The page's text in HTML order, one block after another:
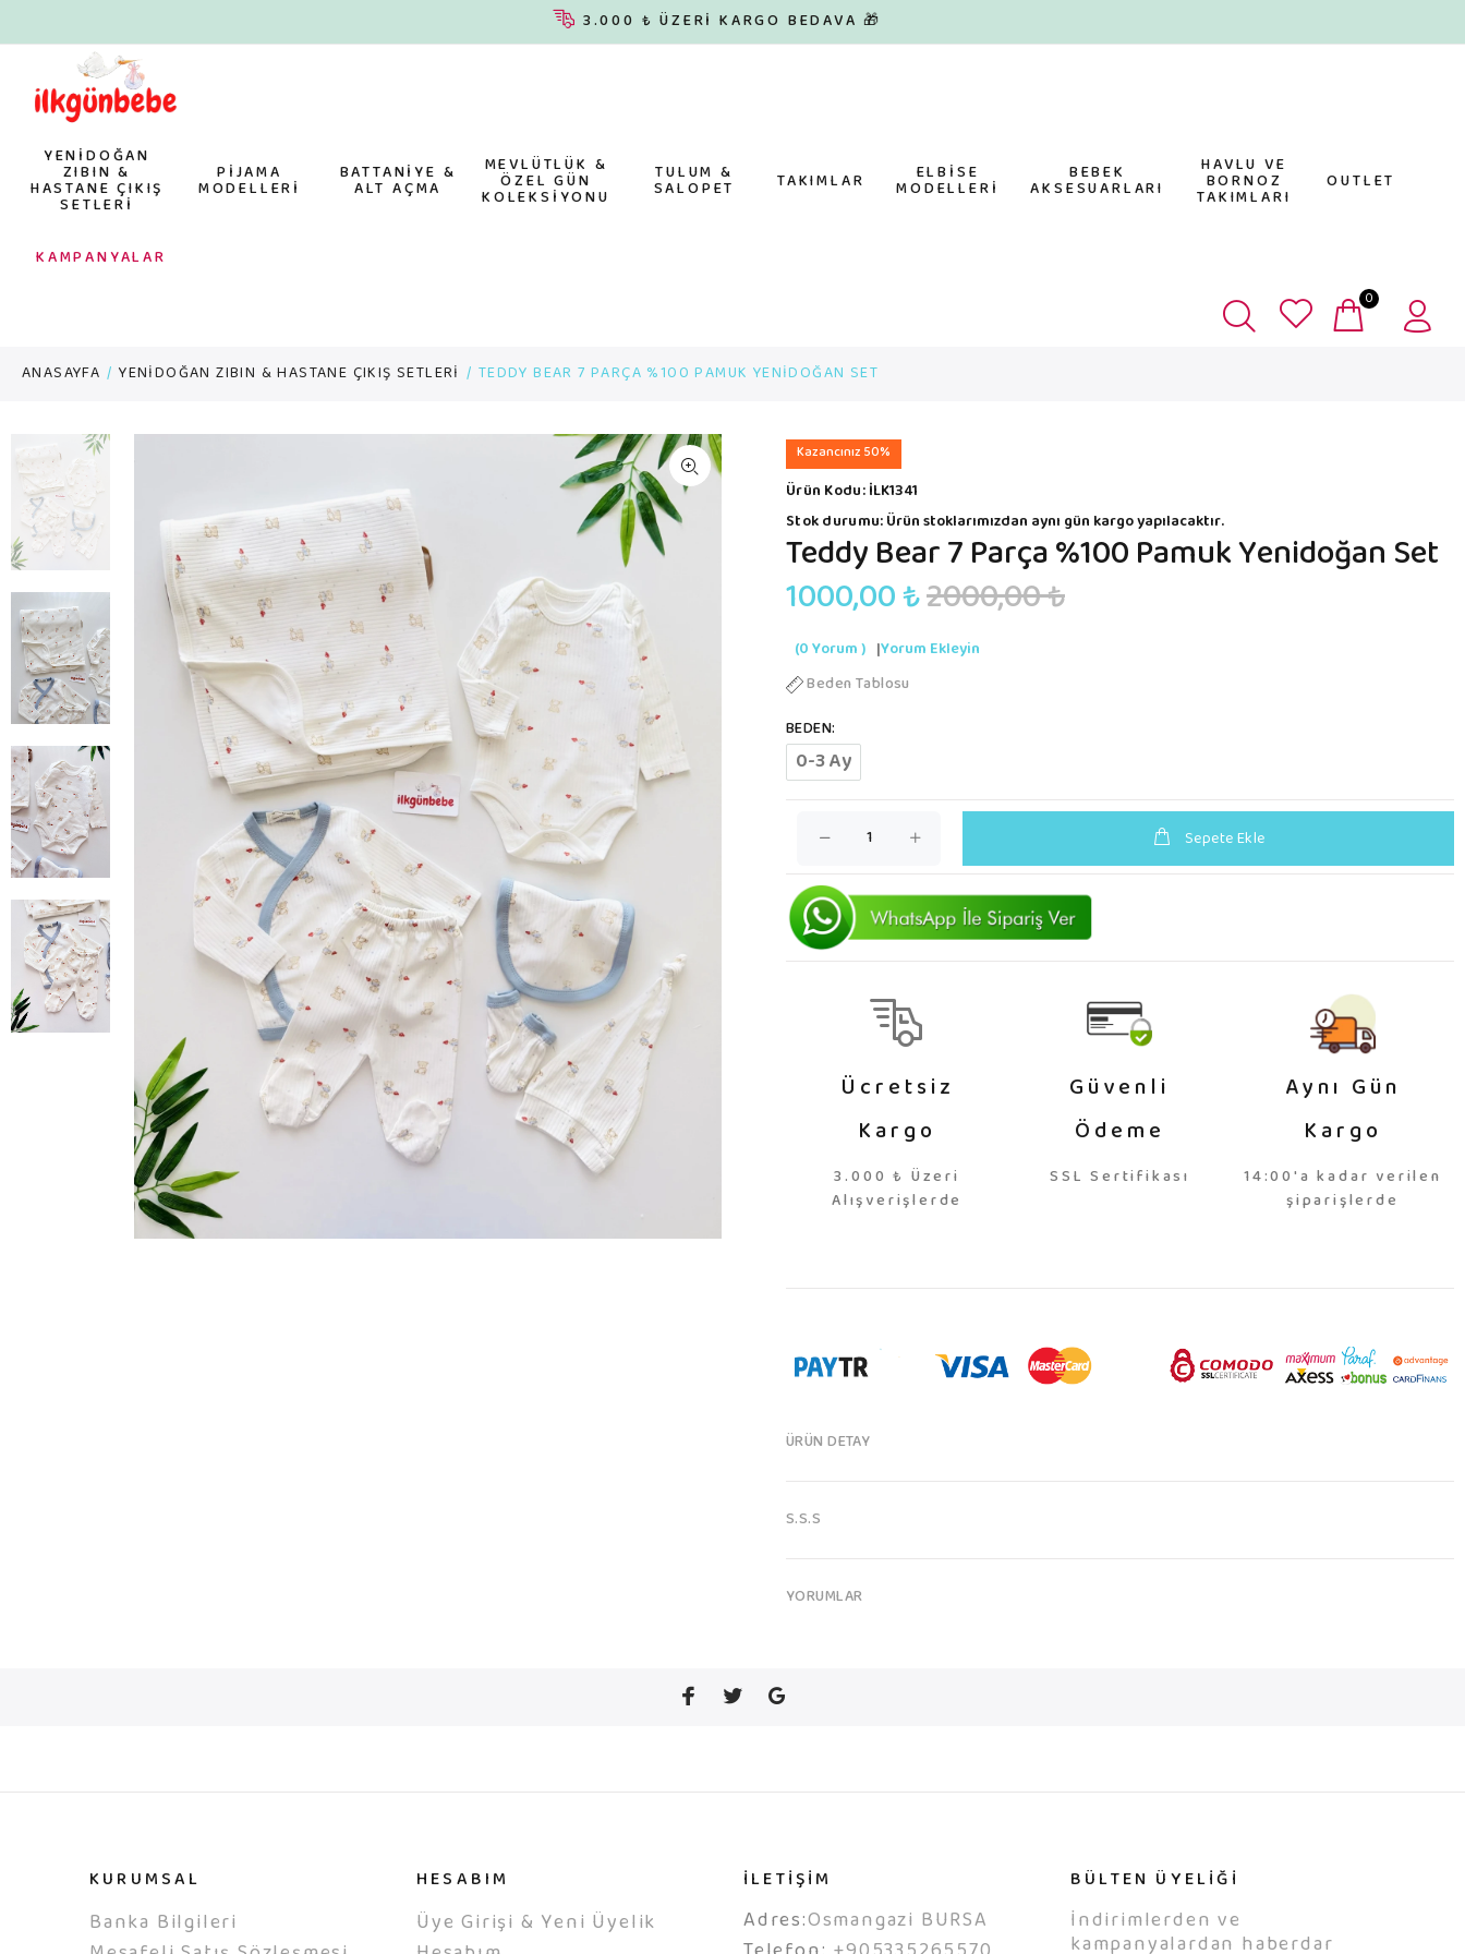
3.000 ₺ ÜZERİ KARGO BEDAVA 🎁
YENİDOĞAN
ZIBIN &
HASTANE ÇIKIŞ
SETLERİ
PİJAMA
MODELLERİ
BATTANİYE &
ALT AÇMA
MEVLÜTLÜK &
ÖZEL GÜN
KOLEKSİYONU
TULUM &
SALOPET TAKIMLAR ELBİSE
MODELLERİ
BEBEK
AKSESUARLARI
HAVLU VE
BORNOZ
TAKIMLARI
OUTLET
KAMPANYALAR
0
ANASAYFA YENİDOĞAN ZIBIN & HASTANE ÇIKIŞ SETLERİ TEDDY BEAR 7 PARÇA %100 PAMUK YENİDOĞAN SET
Kazancınız 50%
Ürün Kodu:İLK1341
Stok durumu:Ürün stoklarımızdan aynı gün kargo yapılacaktır.
Teddy Bear 7 Parça %100 Pamuk Yenidoğan Set
1000,00 ₺2000,00 ₺
(0 Yorum ) |Yorum Ekleyin
Beden Tablosu
BEDEN:
0-3 Ay
Sepete Ekle
Ücretsiz
Kargo
3.000 ₺ Üzeri
Alışverişlerde
Güvenli
Ödeme
SSL Sertifikası
Aynı Gün
Kargo
14:00'a kadar verilen
şiparişlerde
ÜRÜN DETAY
S.S.S
YORUMLAR
KURUMSAL
Banka Bilgileri
HESABIM
Üye Girişi & Yeni Üyelik
İLETİŞİM
Adres:Osmangazi BURSA
BÜLTEN ÜYELİĞİ
İndirimlerden ve
kampanyalardan haberdar